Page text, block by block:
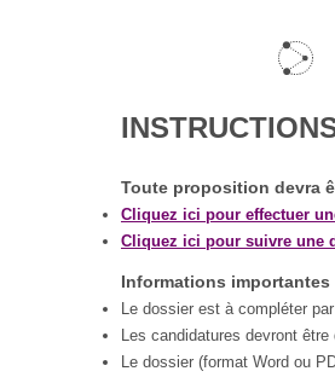
Toute proposition devra
Cliquez ici pour effectuer
Cliquez ici pour suivre une
Informations importantes
Le dossier est à compléter
Les candidatures devront
Le dossier (format Word ou